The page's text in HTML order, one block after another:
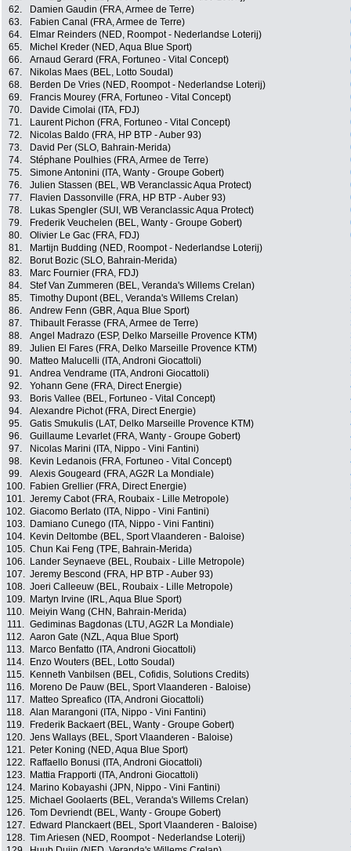
62.
Damien Gaudin (FRA, Armee de Terre)
63.
Fabien Canal (FRA, Armee de Terre)
64.
Elmar Reinders (NED, Roompot - Nederlandse Loterij)
65.
Michel Kreder (NED, Aqua Blue Sport)
66.
Arnaud Gerard (FRA, Fortuneo - Vital Concept)
67.
Nikolas Maes (BEL, Lotto Soudal)
68.
Berden De Vries (NED, Roompot - Nederlandse Loterij)
69.
Francis Mourey (FRA, Fortuneo - Vital Concept)
70.
Davide Cimolai (ITA, FDJ)
71.
Laurent Pichon (FRA, Fortuneo - Vital Concept)
72.
Nicolas Baldo (FRA, HP BTP - Auber 93)
73.
David Per (SLO, Bahrain-Merida)
74.
Stéphane Poulhies (FRA, Armee de Terre)
75.
Simone Antonini (ITA, Wanty - Groupe Gobert)
76.
Julien Stassen (BEL, WB Veranclassic Aqua Protect)
77.
Flavien Dassonville (FRA, HP BTP - Auber 93)
78.
Lukas Spengler (SUI, WB Veranclassic Aqua Protect)
79.
Frederik Veuchelen (BEL, Wanty - Groupe Gobert)
80.
Olivier Le Gac (FRA, FDJ)
81.
Martijn Budding (NED, Roompot - Nederlandse Loterij)
82.
Borut Bozic (SLO, Bahrain-Merida)
83.
Marc Fournier (FRA, FDJ)
84.
Stef Van Zummeren (BEL, Veranda's Willems Crelan)
85.
Timothy Dupont (BEL, Veranda's Willems Crelan)
86.
Andrew Fenn (GBR, Aqua Blue Sport)
87.
Thibault Ferasse (FRA, Armee de Terre)
88.
Angel Madrazo (ESP, Delko Marseille Provence KTM)
89.
Julien El Fares (FRA, Delko Marseille Provence KTM)
90.
Matteo Malucelli (ITA, Androni Giocattoli)
91.
Andrea Vendrame (ITA, Androni Giocattoli)
92.
Yohann Gene (FRA, Direct Energie)
93.
Boris Vallee (BEL, Fortuneo - Vital Concept)
94.
Alexandre Pichot (FRA, Direct Energie)
95.
Gatis Smukulis (LAT, Delko Marseille Provence KTM)
96.
Guillaume Levarlet (FRA, Wanty - Groupe Gobert)
97.
Nicolas Marini (ITA, Nippo - Vini Fantini)
98.
Kevin Ledanois (FRA, Fortuneo - Vital Concept)
99.
Alexis Gougeard (FRA, AG2R La Mondiale)
100.
Fabien Grellier (FRA, Direct Energie)
101. Jeremy Cabot (FRA, Roubaix - Lille Metropole)
102. Giacomo Berlato (ITA, Nippo - Vini Fantini)
103.
Damiano Cunego (ITA, Nippo - Vini Fantini)
104.
Kevin Deltombe (BEL, Sport Vlaanderen - Baloise)
105. Chun Kai Feng (TPE, Bahrain-Merida)
106.
Lander Seynaeve (BEL, Roubaix - Lille Metropole)
107. Jeremy Bescond (FRA, HP BTP - Auber 93)
108. Joeri Calleeuw (BEL, Roubaix - Lille Metropole)
109.
Martyn Irvine (IRL, Aqua Blue Sport)
110.
Meiyin Wang (CHN, Bahrain-Merida)
111. Gediminas Bagdonas (LTU, AG2R La Mondiale)
112. Aaron Gate (NZL, Aqua Blue Sport)
113.
Marco Benfatto (ITA, Androni Giocattoli)
114.
Enzo Wouters (BEL, Lotto Soudal)
115.
Kenneth Vanbilsen (BEL, Cofidis, Solutions Credits)
116.
Moreno De Pauw (BEL, Sport Vlaanderen - Baloise)
117.
Matteo Spreafico (ITA, Androni Giocattoli)
118. Alan Marangoni (ITA, Nippo - Vini Fantini)
119.
Frederik Backaert (BEL, Wanty - Groupe Gobert)
120. Jens Wallays (BEL, Sport Vlaanderen - Baloise)
121.
Peter Koning (NED, Aqua Blue Sport)
122.
Raffaello Bonusi (ITA, Androni Giocattoli)
123.
Mattia Frapporti (ITA, Androni Giocattoli)
124.
Marino Kobayashi (JPN, Nippo - Vini Fantini)
125.
Michael Goolaerts (BEL, Veranda's Willems Crelan)
126. Tom Devriendt (BEL, Wanty - Groupe Gobert)
127.
Edward Planckaert (BEL, Sport Vlaanderen - Baloise)
128. Tim Ariesen (NED, Roompot - Nederlandse Loterij)